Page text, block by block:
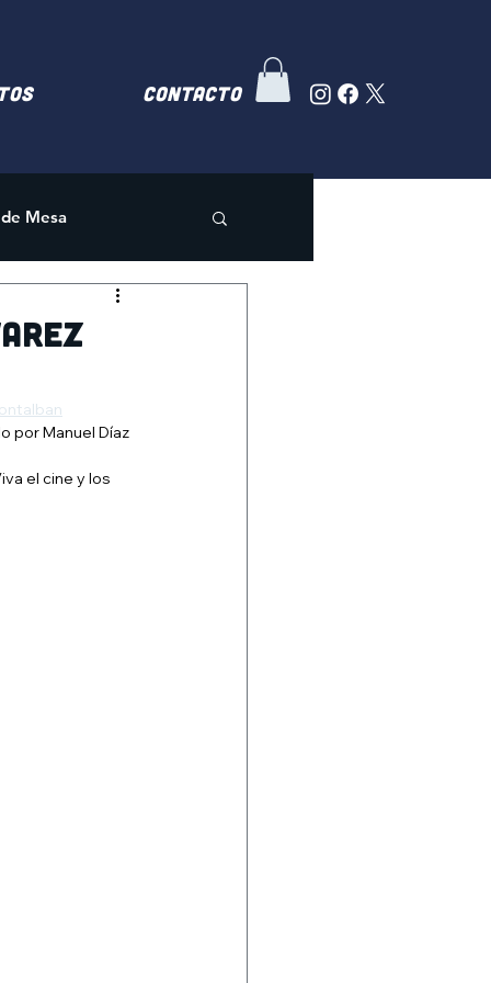
Contacto
Mesa
por Manuel Díaz
el cine y los